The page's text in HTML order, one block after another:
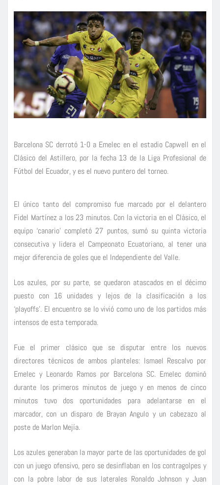
Barcelona SC derrotó 1-0 a Emelec en el estadio Capwell en el
Clásico del Astillero, por la fecha 13 de la Liga Profesional de
Fútbol del Ecuador, y es el nuevo puntero del torneo.
El único tanto del compromiso fue marcado por el delantero
Fidel Martínez a los 23 minutos. Con la victoria en el Clásico, el
equipo ‘canario’ completó 27 puntos, sumó su quinta victoria
consecutiva y lidera el Campeonato Ecuatoriano, al tener una
mejor diferencia de goles que el Independiente del Valle.
Los azules, por su parte, se quedaron atascados en el décimo
puesto con 16 unidades y lejos de la clasificación a los
‘playoffs’. El encuentro se lo vivió como uno de los partidos más
intensos de esta temporada.
Fue el primer clásico que se disputar entre los nuevos
directores técnicos de ambos planteles: Ismael Rescalvo por
Emelec y Leonardo Ramos por Barcelona SC. Emelec dominó
durante los primeros minutos de juego y en menos de cinco
minutos tuvo dos oportunidades para adelantarse en el
marcador, con un disparo de Brayan Angulo y un cabezazo al
poste de Marlon Mejía.
Los azules generaban la mayor parte de las oportunidades de gol
con un juego ofensivo, pero se desinflaban en los contragolpes y
con la pobre labor de sus laterales Ronaldo Johnson y Juan